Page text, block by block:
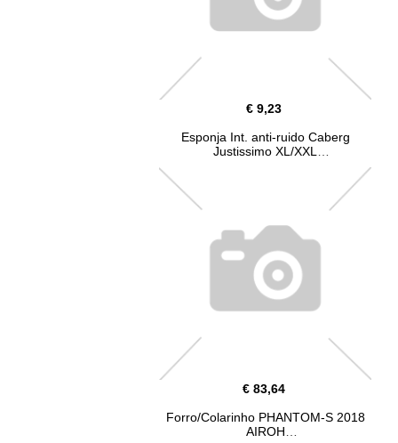
€ 9,23
Esponja Int. anti-ruido Caberg
Justissimo XL/XXL
€ 83,64
Forro/Colarinho PHANTOM-S 2018
AIROH